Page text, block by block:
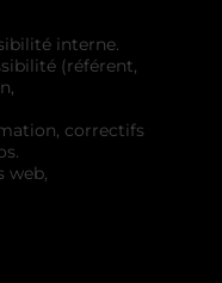
interne.
(référent,
correctifs
web,